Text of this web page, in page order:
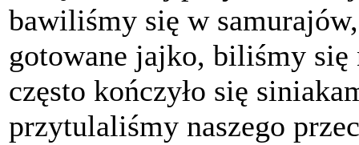
bawiliśmy się w
gotowane jajko, biliśmy
często kończyło się
przytulaliśmy naszego